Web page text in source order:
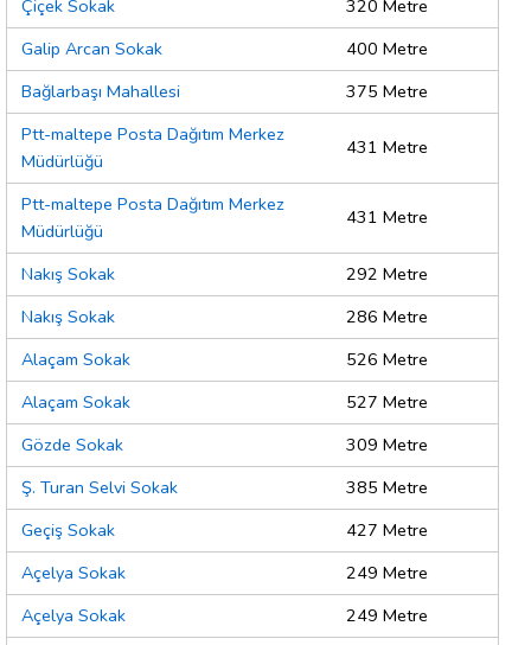
Çiçek Sokak
320 Metre
Galip Arcan Sokak
400 Metre
Bağlarbaşı Mahallesi
375 Metre
Ptt-maltepe Posta Dağıtım Merkez
Müdürlüğü
431 Metre
Ptt-maltepe Posta Dağıtım Merkez
Müdürlüğü
431 Metre
Nakış Sokak
292 Metre
Nakış Sokak
286 Metre
Alaçam Sokak
526 Metre
Alaçam Sokak
527 Metre
Gözde Sokak
309 Metre
Ş. Turan Selvi Sokak
385 Metre
Geçiş Sokak
427 Metre
Açelya Sokak
249 Metre
Açelya Sokak
249 Metre